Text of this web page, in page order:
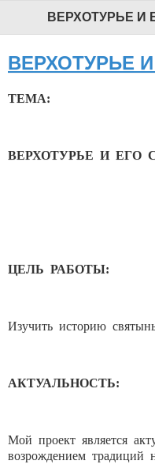
ВЕРХОТУРЬЕ
ТЕМА:
ВЕРХОТУРЬЕ И ЕГО
ЦЕЛЬ РАБОТЫ:
Изучить историю
АКТУАЛЬНОСТЬ:
Мой проект является
возрождением традиций